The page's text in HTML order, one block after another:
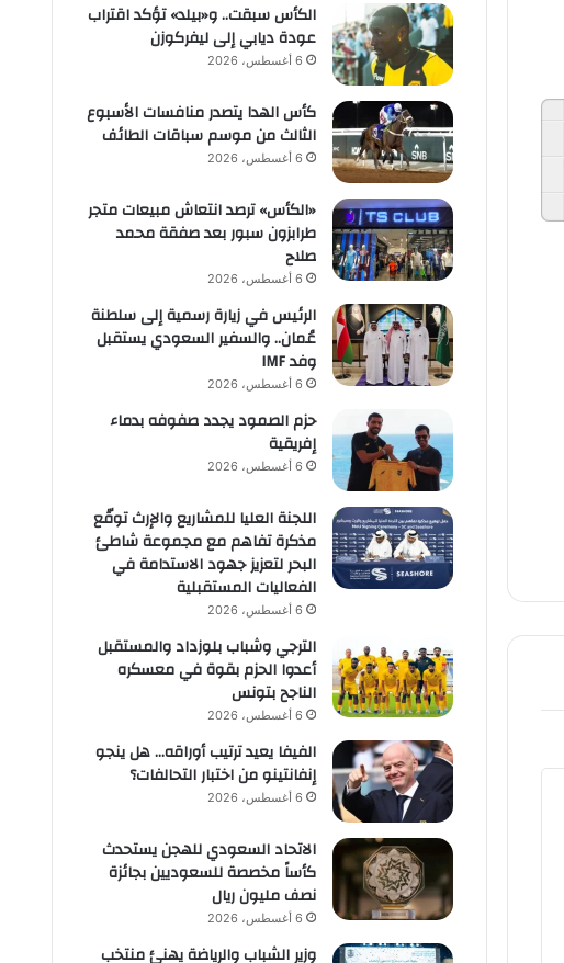
الكأس سبقت.. و«بيلد» تؤكد اقتراب
عودة ديابي إلى ليفركوزن
6 أغسطس، 2026
كأس الهدا يتصدر منافسات الأسبوع
الثالث من موسم سباقات الطائف
6 أغسطس، 2026
«الكأس» ترصد انتعاش مبيعات متجر
طرابزون سبور بعد صفقة محمد
صلاح
6 أغسطس، 2026
الرئيس في زيارة رسمية إلى سلطنة
عُمان.. والسفير السعودي يستقبل
وفد IMF
6 أغسطس، 2026
حزم الصمود يجدد صفوفه بدماء
إفريقية
6 أغسطس، 2026
اللجنة العليا للمشاريع والإرث توقّع
مذكرة تفاهم مع مجموعة شاطئ
البحر لتعزيز جهود الاستدامة في
الفعاليات المستقبلية
6 أغسطس، 2026
الترجي وشباب بلوزداد والمستقبل
أعدوا الحزم بقوة في معسكره
الناجح بتونس
6 أغسطس، 2026
الفيفا يعيد ترتيب أوراقه… هل ينجو
إنفانتينو من اختبار التحالفات؟
6 أغسطس، 2026
الاتحاد السعودي للهجن يستحدث
كأساً مخصصة للسعوديين بجائزة
نصف مليون ريال
6 أغسطس، 2026
وزير الشباب والرياضة يهنئ منتخب